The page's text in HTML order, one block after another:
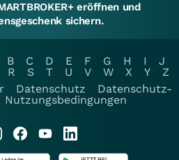
eröffnen und
sichern.
B C D E F G H I
J
R S T U V W X Y
Z
Datenschutz
Datenschutz-
Nutzungsbedingungen